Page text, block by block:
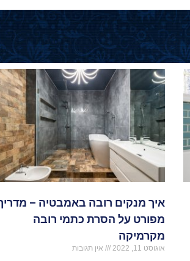
איך מנקים רובה באמבטיה –
מפורט על הסרת כתמי רובה
מקרמיקה
אוגוסט 11, 2022 אין תגובות